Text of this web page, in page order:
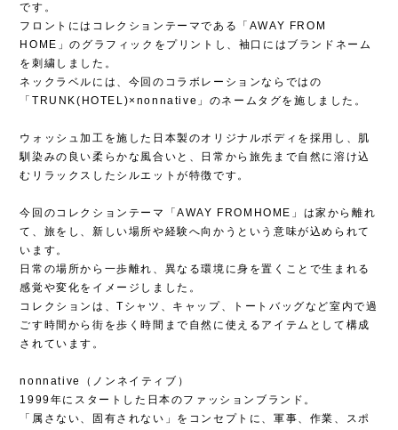
です。
フロントにはコレクションテーマである「AWAY FROM
HOME」のグラフィックをプリントし、袖口にはブランドネーム
を刺繍しました。
ネックラベルには、今回のコラボレーションならではの
「TRUNK(HOTEL)×nonnative」のネームタグを施しました。
ウォッシュ加工を施した日本製のオリジナルボディを採用し、肌
馴染みの良い柔らかな風合いと、日常から旅先まで自然に溶け込
むリラックスしたシルエットが特徴です。
今回のコレクションテーマ「AWAY FROMHOME」は家から離れ
て、旅をし、新しい場所や経験へ向かうという意味が込められて
います。
日常の場所から一歩離れ、異なる環境に身を置くことで生まれる
感覚や変化をイメージしました。
コレクションは、Tシャツ、キャップ、トートバッグなど室内で過
ごす時間から街を歩く時間まで自然に使えるアイテムとして構成
されています。
nonnative（ノンネイティブ）
1999年にスタートした日本のファッションブランド。
「属さない、固有されない」をコンセプトに、軍事、作業、スポ